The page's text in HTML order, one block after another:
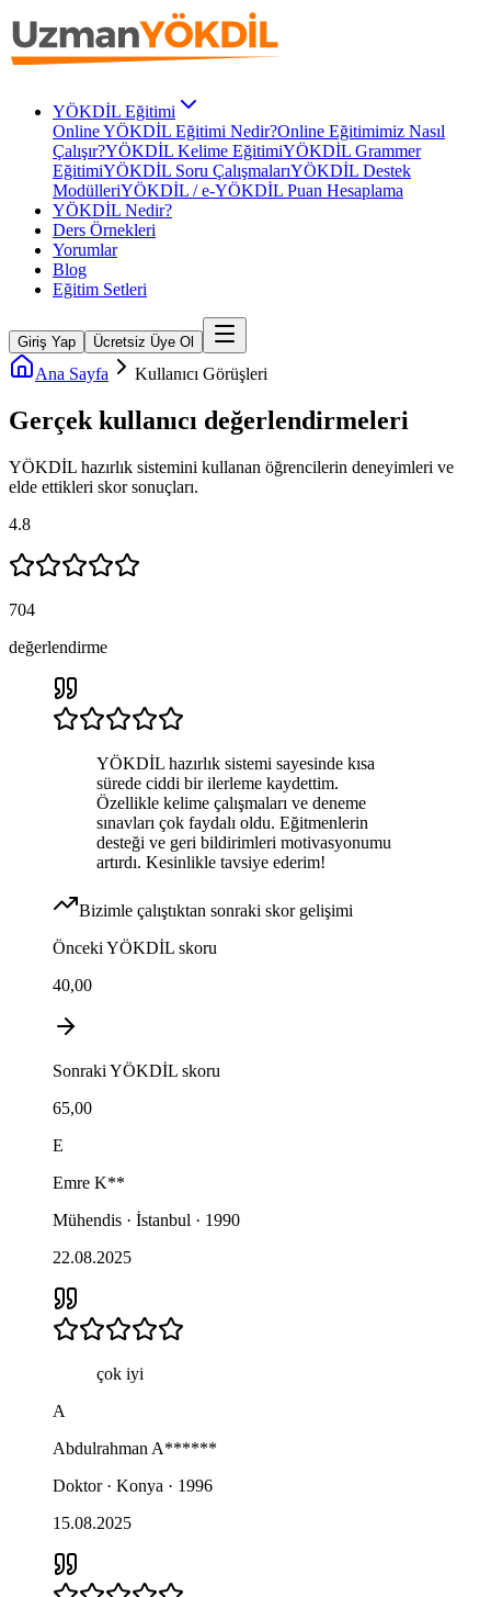
YÖKDİL Eğitimi
Online YÖKDİL Eğitimi Nedir?Online Eğitimimiz Nasıl
Çalışır?YÖKDİL Kelime EğitimiYÖKDİL Grammer
EğitimiYÖKDİL Soru ÇalışmalarıYÖKDİL Destek
ModülleriYÖKDİL / e-YÖKDİL Puan Hesaplama
YÖKDİL Nedir?
Ders Örnekleri
Yorumlar
Blog
Eğitim Setleri
Giriş Yap Ücretsiz Üye Ol
Ana Sayfa Kullanıcı Görüşleri
Gerçek kullanıcı değerlendirmeleri
YÖKDİL hazırlık sistemini kullanan öğrencilerin deneyimleri ve
elde ettikleri skor sonuçları.
4.8
704
değerlendirme
YÖKDİL hazırlık sistemi sayesinde kısa
sürede ciddi bir ilerleme kaydettim.
Özellikle kelime çalışmaları ve deneme
sınavları çok faydalı oldu. Eğitmenlerin
desteği ve geri bildirimleri motivasyonumu
artırdı. Kesinlikle tavsiye ederim!
Bizimle çalıştıktan sonraki skor gelişimi
Önceki YÖKDİL skoru
40,00
Sonraki YÖKDİL skoru
65,00
E
Emre K**
Mühendis · İstanbul · 1990
22.08.2025
çok iyi
A
Abdulrahman A******
Doktor · Konya · 1996
15.08.2025